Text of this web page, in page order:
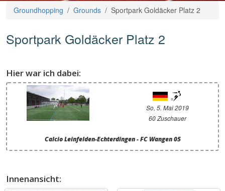
Groundhopping Grounds Sportpark Goldäcker Platz 2
Sportpark Goldäcker Platz 2
Hier war ich dabei:
So, 5. Mai 2019
60 Zuschauer
Calcio Leinfelden-Echterdingen - FC Wangen 05
Innenansicht: